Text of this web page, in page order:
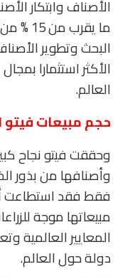
الأصناف وابتكار
ما
البحث وتطوير
الأكثر استثمارا
العالم.
حجم مبيعات فيتو
وحققت فيتو نجاح
وأصنافها من بذور
مبيعاتها موجة
دولة حول العالم.